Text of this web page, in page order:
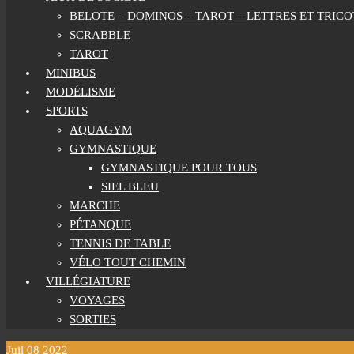
BELOTE – DOMINOS – TAROT – LETTRES ET
SCRABBLE
TAROT
MINIBUS
MODÉLISME
SPORTS
AQUAGYM
GYMNASTIQUE
GYMNASTIQUE POUR TOUS
SIEL BLEU
MARCHE
PÉTANQUE
TENNIS DE TABLE
VÉLO TOUT CHEMIN
VILLÉGIATURE
VOYAGES
SORTIES
Juil 08 2022